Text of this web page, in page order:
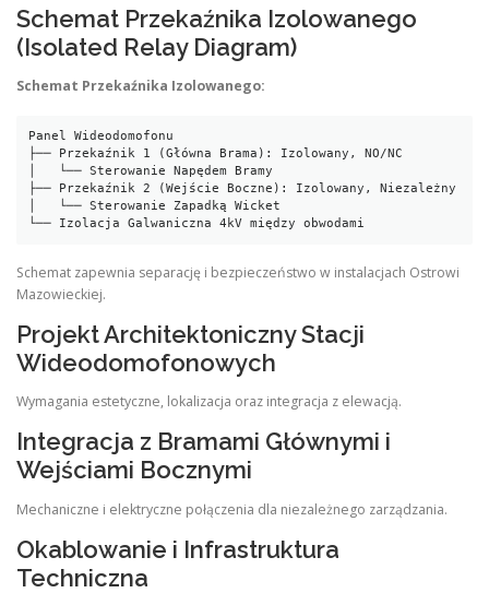
Schemat Przekaźnika Izolowanego
(Isolated Relay Diagram)
Schemat Przekaźnika Izolowanego:
Panel Wideodomofonu
├── Przekaźnik 1 (Główna Brama): Izolowany, NO/NC
│   └── Sterowanie Napędem Bramy
├── Przekaźnik 2 (Wejście Boczne): Izolowany, Niezależny
│   └── Sterowanie Zapadką Wicket
└── Izolacja Galwaniczna 4kV między obwodami
Schemat zapewnia separację i bezpieczeństwo w instalacjach Ostrowi
Mazowieckiej.
Projekt Architektoniczny Stacji
Wideodomofonowych
Wymagania estetyczne, lokalizacja oraz integracja z elewacją.
Integracja z Bramami Głównymi i
Wejściami Bocznymi
Mechaniczne i elektryczne połączenia dla niezależnego zarządzania.
Okablowanie i Infrastruktura
Techniczna